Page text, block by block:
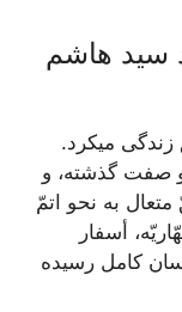
سید هاشم
ميكرد.
و صفت گذشته، و
به نحو اتمّ
أسفار
كامل رسيده